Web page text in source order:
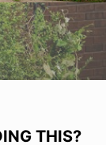
THIS?